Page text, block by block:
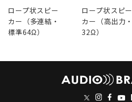
ロープ状スピー
カー（多連結・
標準64Ω）
ロープ状スピー
カー（高出力・
32Ω）